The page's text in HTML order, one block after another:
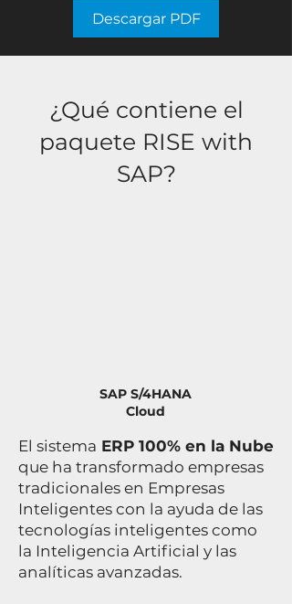
Descargar PDF
¿Qué contiene el
paquete RISE with
SAP?
SAP S/4HANA
Cloud
El sistema ERP 100% en la Nube
que ha transformado empresas
tradicionales en Empresas
Inteligentes con la ayuda de las
tecnologías inteligentes como
la Inteligencia Artificial y las
analíticas avanzadas.